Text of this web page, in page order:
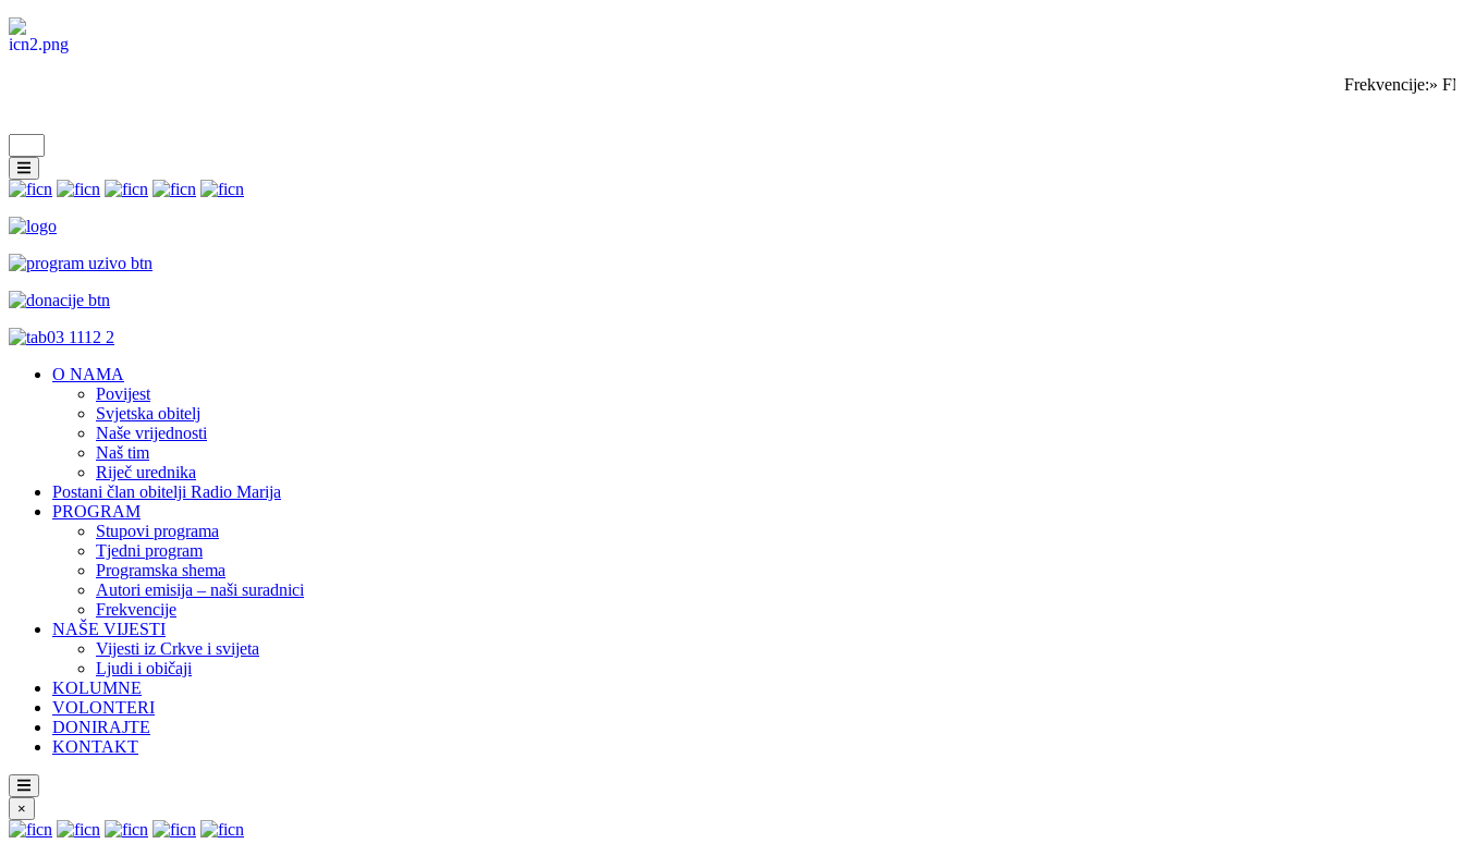
Frekvencije:»
O NAMA
Povijest
Svjetska obitelj
Naše vrijednosti
Naš tim
Riječ urednika
Postani član obitelji Radio Marija
PROGRAM
Stupovi programa
Tjedni program
Programska shema
Autori emisija – naši suradnici
Frekvencije
NAŠE VIJESTI
Vijesti iz Crkve i svijeta
Ljudi i običaji
KOLUMNE
VOLONTERI
DONIRAJTE
KONTAKT
×